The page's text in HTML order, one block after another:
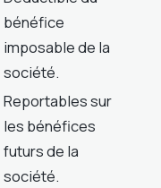
bénéfice
imposable de la
société.
Reportables sur
les bénéfices
futurs de la
société.